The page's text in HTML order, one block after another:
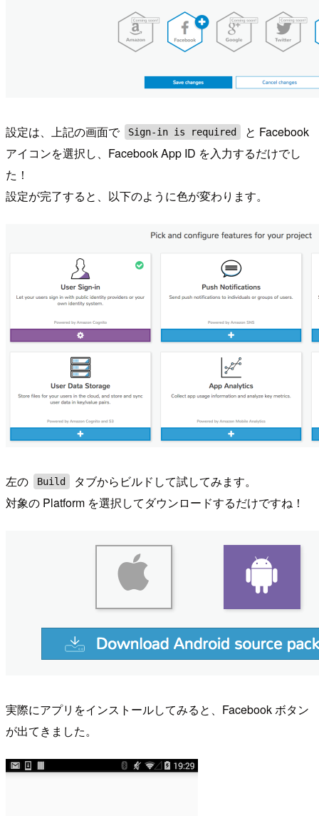
設定は、上記の画面で Sign-in is required
と Facebook
アイコンを選択し、Facebook App ID を入力するだけでし
た！
設定が完了すると、以下のように色が変わります。
左の Build
タブからビルドして試してみます。
対象の Platform を選択してダウンロードするだけですね！
実際にアプリをインストールしてみると、Facebook ボタン
が出てきました。